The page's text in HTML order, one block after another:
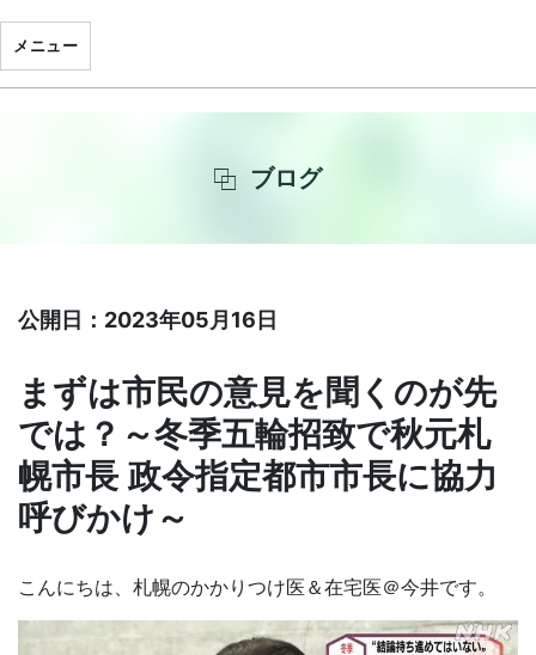
メニュー
ブログ
公開日：2023年05月16日
まずは市民の意見を聞くのが先
では？～冬季五輪招致で秋元札
幌市長 政令指定都市市長に協力
呼びかけ～
こんにちは、札幌のかかりつけ医＆在宅医＠今井です。